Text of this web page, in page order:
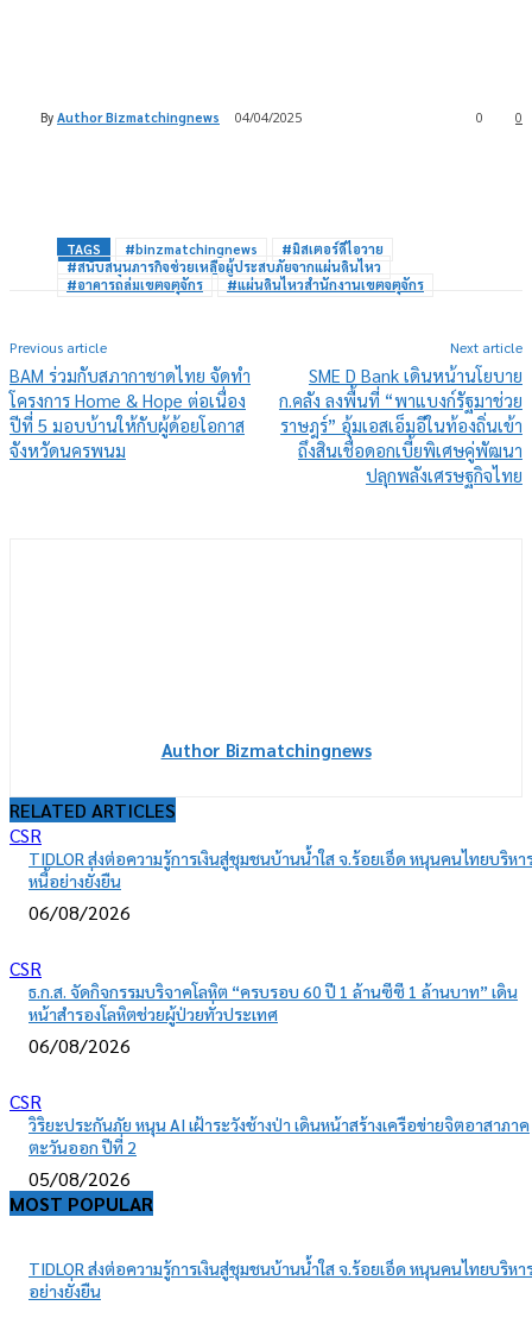
By Author Bizmatchingnews 04/04/2025 0
0
TAGS #binzmatchingnews
#มิสเตอร์ดีไอวาย
#สนับสนุนภารกิจช่วยเหลือผู้ประสบภัยจากแผ่นดินไหว
#อาคารถล่มเขตจตุจักร
#แผ่นดินไหวสำนักงานเขตจตุจักร
Previous article
BAM ร่วมกับสภากาชาดไทย จัดทำ
โครงการ Home & Hope ต่อเนื่อง
ปีที่ 5 มอบบ้านให้กับผู้ด้อยโอกาส
จังหวัดนครพนม
Next article
SME D Bank เดินหน้านโยบาย
ก.คลัง ลงพื้นที่ “พาแบงก์รัฐมาช่วย
ราษฎร์” อุ้มเอสเอ็มอีในท้องถิ่นเข้า
ถึงสินเชื่อดอกเบี้ยพิเศษคู่พัฒนา
ปลุกพลังเศรษฐกิจไทย
Author Bizmatchingnews
RELATED ARTICLES
CSR
TIDLOR ส่งต่อความรู้การเงินสู่ชุมชนบ้านน้ำใส จ.ร้อยเอ็ด หนุนคนไทยบริหา
หนี้อย่างยั่งยืน
06/08/2026
CSR
ธ.ก.ส. จัดกิจกรรมบริจาคโลหิต “ครบรอบ 60 ปี 1 ล้านซีซี 1 ล้านบาท” เดิน
หน้าสำรองโลหิตช่วยผู้ป่วยทั่วประเทศ
06/08/2026
CSR
วิริยะประกันภัย หนุน AI เฝ้าระวังช้างป่า เดินหน้าสร้างเครือข่ายจิตอาสาภาค
ตะวันออก ปีที่ 2
05/08/2026
MOST POPULAR
TIDLOR ส่งต่อความรู้การเงินสู่ชุมชนบ้านน้ำใส จ.ร้อยเอ็ด หนุนคนไทยบริหา
อย่างยั่งยืน